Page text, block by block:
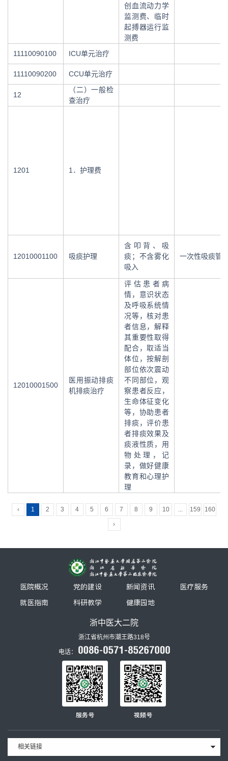
创血流动力学
监测费、临时
起搏器运行监
测费
11110090100 ICU单元治疗
11110090200 CCU单元治疗
12
（二）一般检
查治疗
1201 1．护理费
12010001100 吸痰护理
含叩背、吸
痰；不含雾化
吸入
一次性吸痰管
12010001500
医用振动排痰
机排痰治疗
评估患者病
情，意识状态
及呼吸系统情
况等，核对患
者信息，解释
其重要性取得
配合，取适当
体位，按解剖
部位依次震动
不同部位，观
察患者反应，
生命体征变化
等，协助患者
排痰，评价患
者排痰效果及
痰液性质，用
物处理，记
录，做好健康
教育和心理护
理
‹ 1 2 3 4 5 6 7 8 9 10 ... 159 160
›
医院概况 党的建设 新闻资讯
医疗服务
就医指南
科研教学 健康园地
浙中医大二院
浙江省杭州市潮王路318号
电话：
服务号 视频号
相关链接